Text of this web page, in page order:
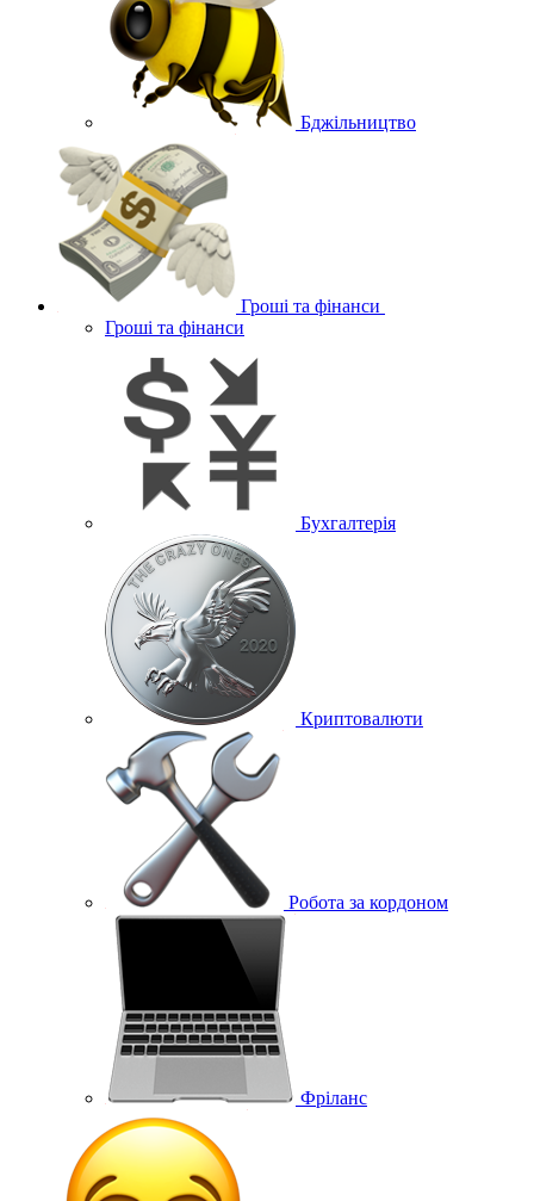
Бджільництво
Гроші та фінанси
Гроші та фінанси
Бухгалтерія
Криптовалюти
Робота за кордоном
Фріланс